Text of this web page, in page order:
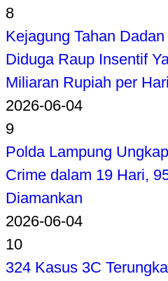
8
Kejagung Tahan
Diduga Raup Insentif
Miliaran Rupiah per Hari
2026-06-04
9
Polda Lampung
Crime dalam 19 Hari,
Diamankan
2026-06-04
10
324 Kasus 3C